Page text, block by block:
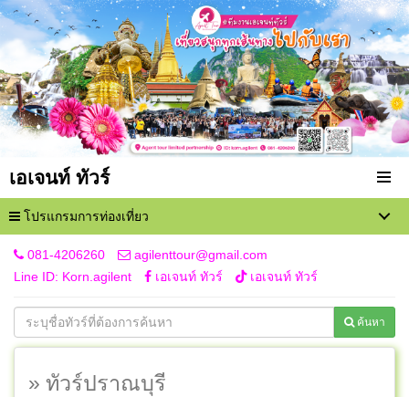
เอเจนท์ ทัวร์
โปรแกรมการท่องเที่ยว
081-4206260
agilenttour@gmail.com
Line ID: Korn.agilent
เอเจนท์ ทัวร์ เอเจนท์ ทัวร์
ค้นหา
» ทัวร์ปราณบุรี